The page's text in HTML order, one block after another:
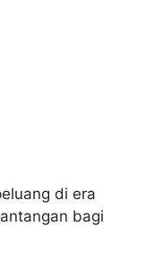
di era
bagi